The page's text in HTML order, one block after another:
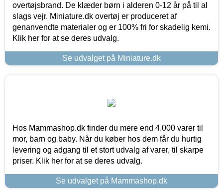
overtøjsbrand. De klæder børn i alderen 0-12 år på til al
slags vejr. Miniature.dk overtøj er produceret af
genanvendte materialer og er 100% fri for skadelig kemi.
Klik her for at se deres udvalg.
Se udvalget på Miniature.dk
Hos Mammashop.dk finder du mere end 4.000 varer til
mor, barn og baby. Når du køber hos dem får du hurtig
levering og adgang til et stort udvalg af varer, til skarpe
priser. Klik her for at se deres udvalg.
Se udvalget på Mammashop.dk